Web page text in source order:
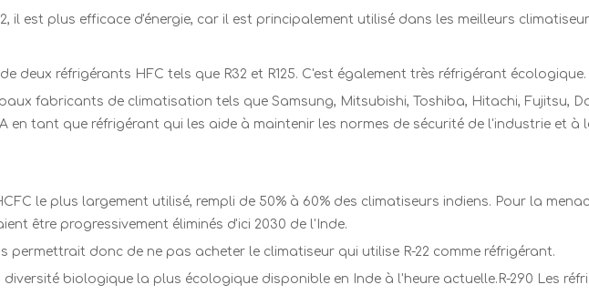
il est plus efficace d'énergie, car il est principalement utilisé dans les meilleurs
deux réfrigérants HFC tels que R32 et R125. C'est également très réfrigérant écologique.
fabricants de climatisation tels que Samsung, Mitsubishi, Toshiba, Hitachi, Fujitsu,
en tant que réfrigérant qui les aide à maintenir les normes de sécurité de l'industrie et
HCFC le plus largement utilisé, rempli de 50% à 60% des climatiseurs indiens. Pour la
être progressivement éliminés d'ici 2030 de l'Inde.
permettrait donc de ne pas acheter le climatiseur qui utilise R-22 comme réfrigérant.
diversité biologique la plus écologique disponible en Inde à l'heure actuelle.R-290 Les